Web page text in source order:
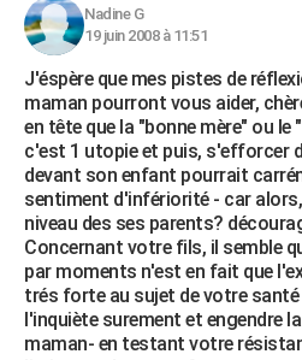
Nadine G
19 juin 2008 à 11:51
J'éspère que mes pistes de
maman pourront vous aider,
en tête que la "bonne mère" ou le
c'est 1 utopie et puis, s'efforcer
devant son enfant pourrait
sentiment d'infériorité - car
niveau des ses parents?
Concernant votre fils, il semble
par moments n'est en fait que
trés forte au sujet de votre
l'inquiète surement et engendre
maman- en testant votre